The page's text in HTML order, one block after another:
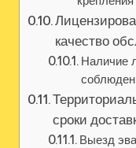
качество
Наличие
сроки
Выезд